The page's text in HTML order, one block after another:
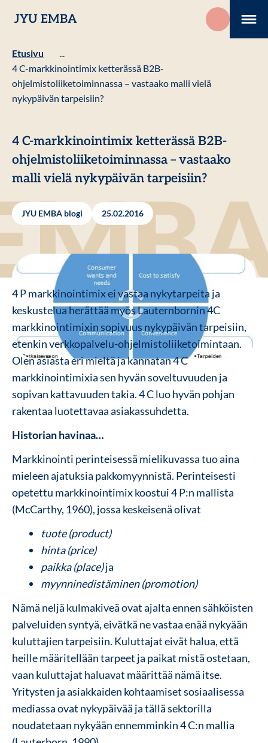
sisältöön
JYU EMBA
Etusivu
...
4 C-markkinointimix ketterässä B2B-
ohjelmistoliiketoiminnassa – vastaako malli vielä
nykypäivän tarpeisiin?
4 C-markkinointimix ketterässä B2B-
ohjelmistoliiketoiminnassa – vastaako
malli vielä nykypäivän tarpeisiin?
JYU EMBA blogi 25.02.2016
4 P markkinointimix ei vastaa nykytarpeita ja
keskustelua herättää myös Lauternbornin 4C
markkinointimixin sopivuus nykypäivän tarpeisiin,
etenkin verkkopalvelu-ohjelmistoliiketoimintaan.
Olen asiasta eri mieltä ja kannatan 4 C
markkinointimixia sen hyvän soveltuvuuden ja
sopivan kattavuuden takia. 4 C luo hyvän pohjan
rakentaa luotettavaa asiakassuhdetta.
Historian havinaa…
Markkinointi perinteisessä mielikuvassa tuo aina
mieleen ajatuksia pakkomyynnistä. Perinteisesti
opetettu markkinointimix koostui 4 P:n mallista
(McCarthy, 1960), jossa keskeisenä olivat
tuote (product)
hinta (price)
paikka (place)ja
myynninedistäminen (promotion)
Nämä neljä kulmakiveä ovat ajalta ennen sähköisten
palveluiden syntyä, eivätkä ne vastaa enää nykyään
kuluttajien tarpeisiin. Kuluttajat eivät halua, että
heille määritellään tarpeet ja paikat mistä ostetaan,
vaan kuluttajat haluavat määrittää nämä itse.
Yritysten ja asiakkaiden kohtaamiset sosiaalisessa
mediassa ovat nykypäivää ja tällä sektorilla
noudatetaan nykyään ennemminkin 4 C:n mallia